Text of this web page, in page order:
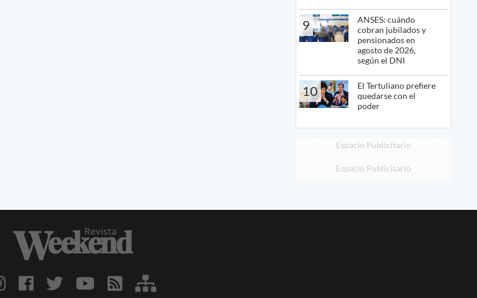
9
ANSES: cuándo
cobran jubilados y
pensionados en
agosto de 2026,
según el DNI
10
El Tertuliano prefiere
quedarse con el
poder
Espacio Publicitario
Espacio Publicitario